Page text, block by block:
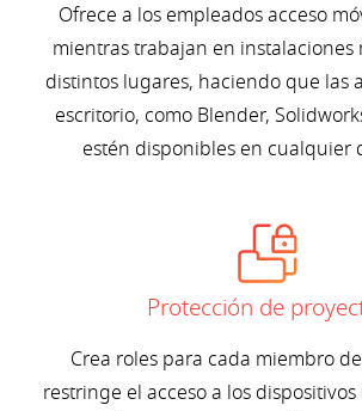
Ofrece a los empleados acceso
mientras trabajan en
distintos lugares, haciendo que las
escritorio, como Blender,
estén disponibles en cualquier
Protección de
Crea roles para cada miembro
restringe el acceso a los